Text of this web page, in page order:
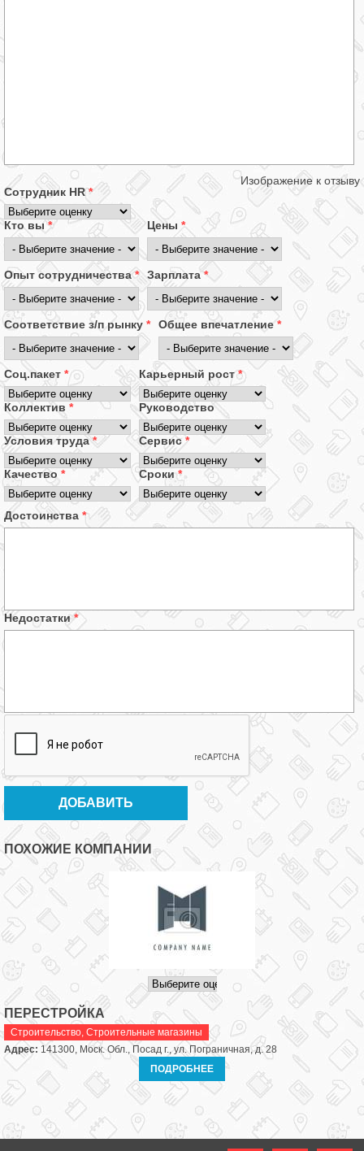
Изображение к отзыву
Сотрудник HR*
Кто вы* Цены *
Опыт сотрудничества* Зарплата*
Соответствие з/п рынку * Общее впечатление*
Соц.пакет * Карьерный рост*
Коллектив * Руководство
Условия труда * Сервис *
Качество * Сроки*
Достоинства *
Недостатки*
ПОХОЖИЕ КОМПАНИИ
ПЕРЕСТРОЙКА
Строительство, Строительные магазины
Адрес: 141300, Моск. Обл., Посад г., ул. Пограничная, д. 28
ПОДРОБНЕЕ